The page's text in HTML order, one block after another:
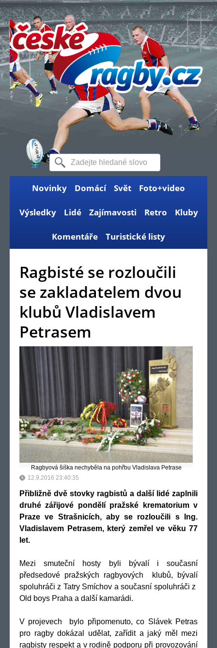
Novinky Domácí Svět Foto+video
Výsledky Lidé Zajímavosti Retro Kluby
Komentáře Turistické listy
Ragbisté se rozloučili
se zakladatelem dvou
klubů Vladislavem
Petrasem
Ragbyová šiška nechyběla na pohřbu Vladislava Petrase
12.9.2016 23:40:35
Přibližně dvě stovky ragbistů a další lidé zaplnili
druhé zářijové pondělí pražské krematorium v
Praze ve Strašnicích, aby se rozloučili s Ing.
Vladislavem Petrasem, který zemřel ve věku 77
let.
Mezi smuteční hosty byli bývalí i současní
předsedové pražských ragbyových klubů, bývalí
spoluhráči z Tatry Smíchov a současní spoluhráči z
Old boys Praha a další kamarádi.
V projevech bylo připomenuto, co Slávek Petras
pro ragby dokázal udělat, zařídit a jaký měl mezi
ragbisty respekt a v rodině podporu při provozování